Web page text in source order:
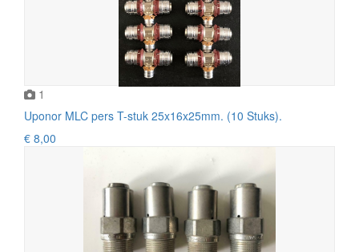
1
Uponor MLC pers T-stuk 25x16x25mm. (10 Stuks).
€ 8,00